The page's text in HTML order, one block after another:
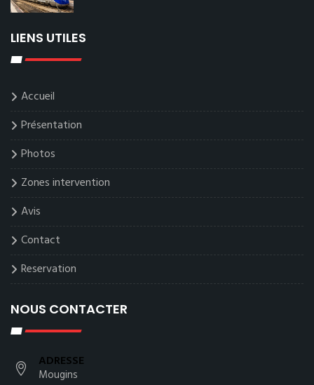
LIENS UTILES
Accueil
Présentation
Photos
Zones intervention
Avis
Contact
Reservation
NOUS CONTACTER
ADRESSE
Mougins